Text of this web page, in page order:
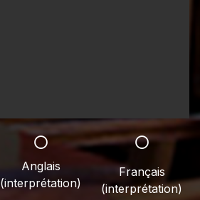
Anglais
(interprétation)
Français
(interprétation)